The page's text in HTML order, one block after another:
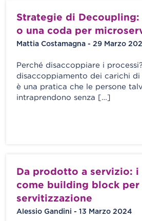
Strategie di
o una coda per
Mattia Costamagna - 29 Marzo
Perché disaccoppiare i
disaccoppiamento dei carichi di
è una pratica che le persone
intraprendono senza […]
Da prodotto a servizio: i
come building block
servitizzazione
Alessio Gandini - 13 Marzo 2024